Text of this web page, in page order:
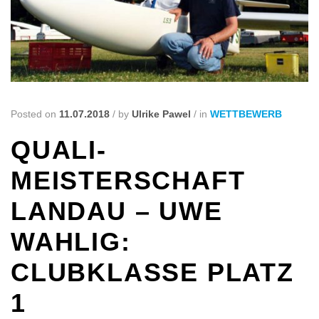
Posted on 11.07.2018 / by Ulrike Pawel / in WETTBEWERB
QUALI-
MEISTERSCHAFT
LANDAU – UWE
WAHLIG:
CLUBKLASSE PLATZ
1